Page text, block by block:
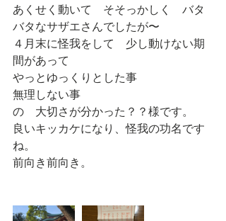
あくせく動いて　そそっかしく　バタ
バタなサザエさんでしたが〜
４月末に怪我をして　少し動けない期
間があって
やっとゆっくりとした事
無理しない事
の　大切さが分かった？？様です。
良いキッカケになり、怪我の功名です
ね。
前向き前向き。